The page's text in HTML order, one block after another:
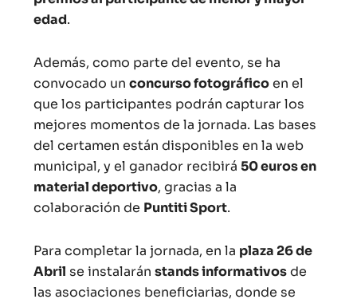
edad.
Además, como parte del evento, se ha
convocado unconcurso fotográficoen el
que los participantes podrán capturar los
mejores momentos de la jornada. Las bases
del certamen están disponibles en la web
municipal, y el ganador recibirá50 euros en
material deportivo, gracias a la
colaboración de Puntiti Sport.
Para completar la jornada, en la plaza 26 de
Abril se instalaránstands informativosde
las asociaciones beneficiarias, donde se